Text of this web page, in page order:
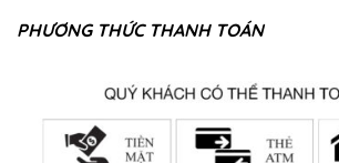
PHƯƠNG THỨC THANH TOÁN